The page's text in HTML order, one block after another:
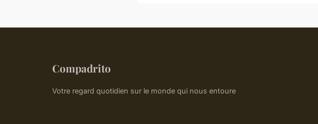
Compadrito
Votre regard quotidien sur le monde qui nous entoure